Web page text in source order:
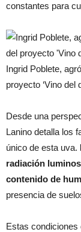
constantes para
Ingrid Poblete,
proyecto ‘Vino del
Desde una
Lanino detalla los
único de esta uva.
radiación
contenido de
presencia de
Estas condiciones